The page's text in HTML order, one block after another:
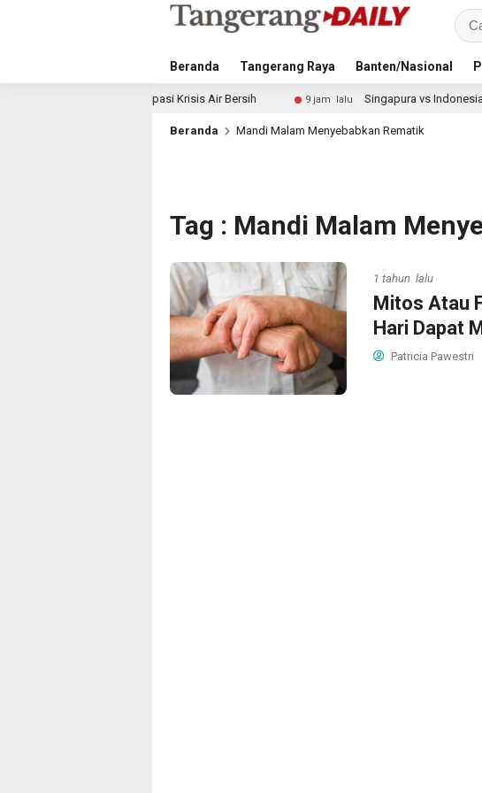
Beranda Tangerang Raya Banten/Nasional
Antisipasi Krisis Air Bersih 9 jam lalu Singapura vs Indonesia: Duel Ilhan Fandi
Beranda Mandi Malam Menyebabkan Rematik
Tag : Mandi Malam
1 tahun lalu
Mitos Atau
Hari Dapat
Patricia Pawestri